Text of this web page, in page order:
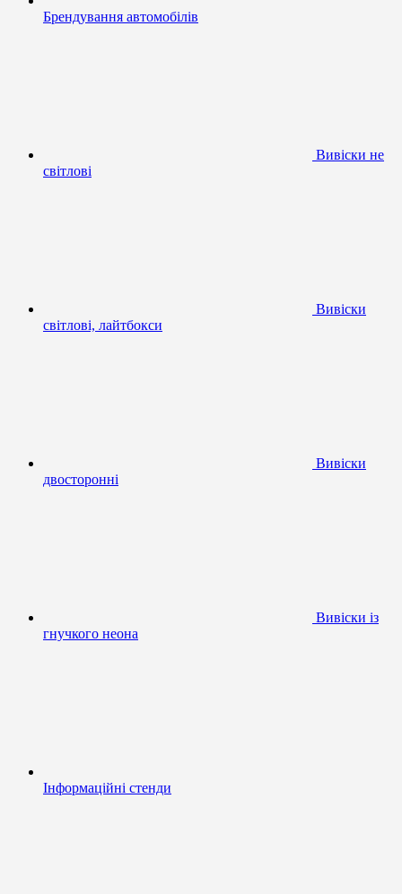
Брендування автомобілів
Вивіски не
світлові
Вивіски
світлові, лайтбокси
Вивіски
двосторонні
Вивіски із
гнучкого неона
Інформаційні стенди